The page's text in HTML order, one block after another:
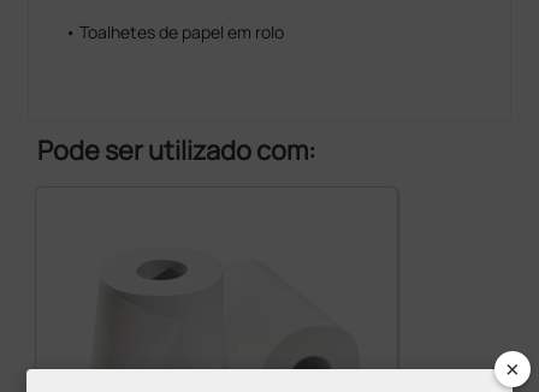
• Toalhetes de papel em rolo
Pode ser utilizado com:
×